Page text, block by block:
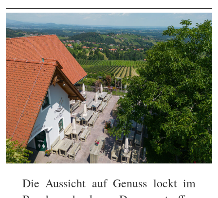
Die Aussicht auf Genuss lockt im